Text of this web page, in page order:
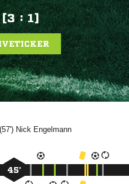
[3 : 1]

45’